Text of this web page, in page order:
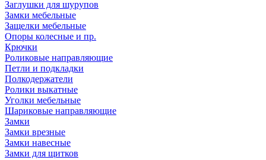
Заглушки для шурупов
Замки мебельные
Защелки мебельные
Опоры колесные и пр.
Крючки
Роликовые направляющие
Петли и подкладки
Полкодержатели
Ролики выкатные
Уголки мебельные
Шариковые направляющие
Замки
Замки врезные
Замки навесные
Замки для щитков